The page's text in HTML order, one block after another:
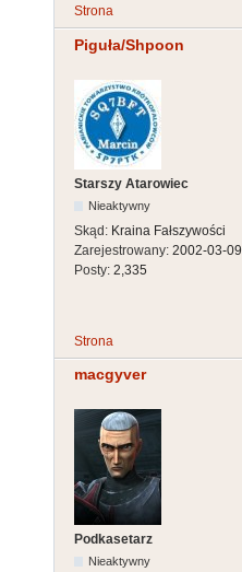
Strona
Piguła/Shpoon
Starszy Atarowiec
Nieaktywny
Skąd: Kraina Fałszywości
Zarejestrowany: 2002-03-09
Posty: 2,335
Strona
macgyver
Podkasetarz
Nieaktywny